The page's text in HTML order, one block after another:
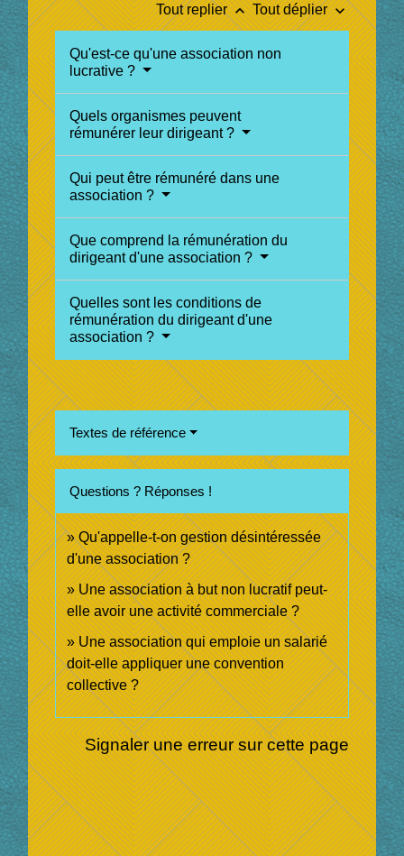
Tout replierkeyboard_arrow_up Tout déplierkeyboard_arrow_down
Qu'est-ce qu'une association non
lucrative ?
Quels organismes peuvent
rémunérer leur dirigeant ?
Qui peut être rémunéré dans une
association ?
Que comprend la rémunération du
dirigeant d'une association ?
Quelles sont les conditions de
rémunération du dirigeant d'une
association ?
Textes de référence
Questions ? Réponses !
Qu'appelle-t-on gestion désintéressée
d'une association ?
Une association à but non lucratif peut-
elle avoir une activité commerciale ?
Une association qui emploie un salarié
doit-elle appliquer une convention
collective ?
Signaler une erreur sur cette page